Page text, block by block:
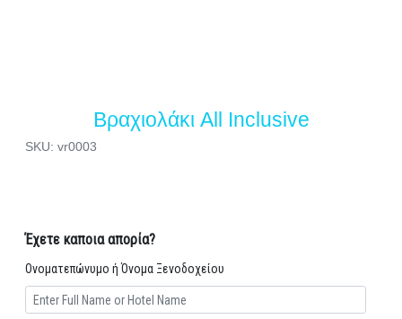
Βραχιολάκι All Inclusive
SKU: vr0003
Έχετε καποια απορία?
Ονοματεπώνυμο ή Όνομα Ξενοδοχείου